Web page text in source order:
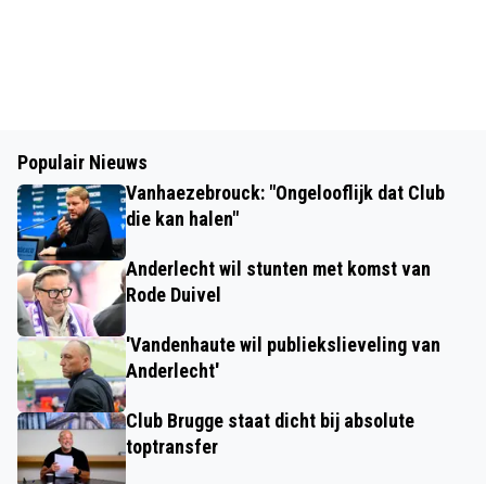
Populair Nieuws
Vanhaezebrouck: "Ongelooflijk dat Club
die kan halen"
Anderlecht wil stunten met komst van
Rode Duivel
'Vandenhaute wil publiekslieveling van
Anderlecht'
Club Brugge staat dicht bij absolute
toptransfer